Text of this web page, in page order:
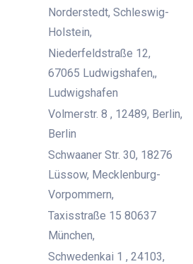
Norderstedt, Schleswig-
Holstein,
Niederfeldstraße 12,
67065 Ludwigshafen,,
Ludwigshafen
Volmerstr. 8 , 12489, Berlin,
Berlin
Schwaaner Str. 30, 18276
Lüssow, Mecklenburg-
Vorpommern,
Taxisstraße 15 80637
München,
Schwedenkai 1 , 24103,